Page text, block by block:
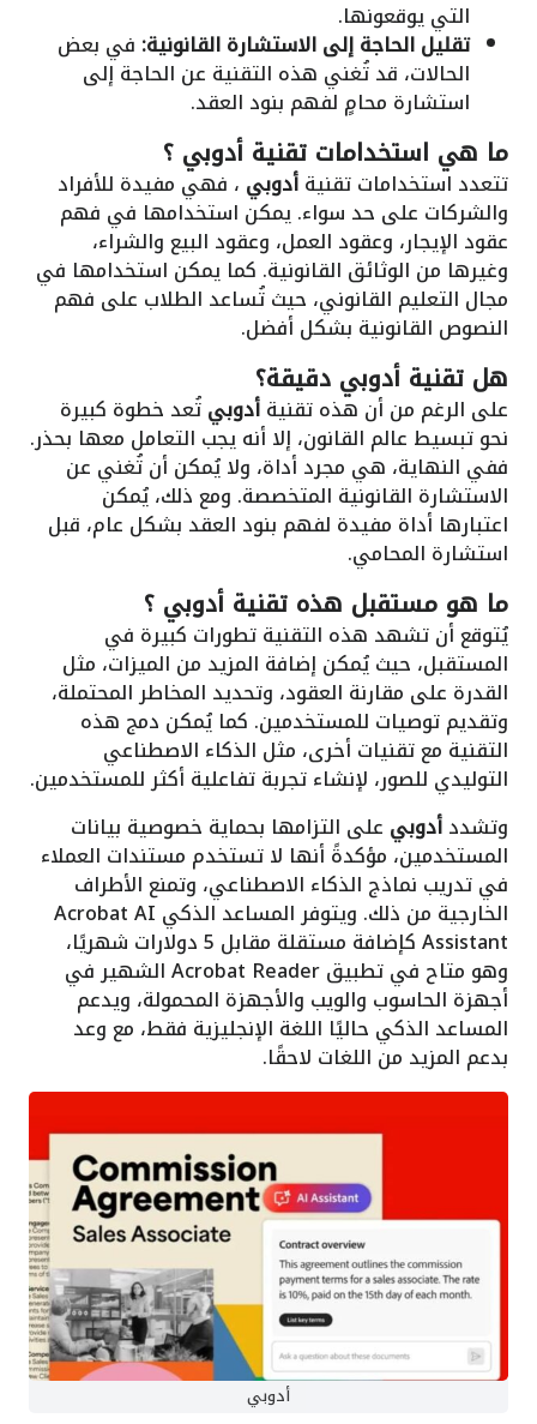
التي يوقعونها.
تقليل الحاجة إلى الاستشارة القانونية: في بعض
الحالات، قد تُغني هذه التقنية عن الحاجة إلى
استشارة محامٍ لفهم بنود العقد.
ما هي استخدامات تقنية أدوبي ؟
تتعدد استخدامات تقنيةأدوبي ، فهي مفيدة للأفراد
والشركات على حد سواء. يمكن استخدامها في فهم
عقود الإيجار، وعقود العمل، وعقود البيع والشراء،
وغيرها من الوثائق القانونية. كما يمكن استخدامها في
مجال التعليم القانوني، حيث تُساعد الطلاب على فهم
النصوص القانونية بشكل أفضل.
هل تقنية أدوبي دقيقة؟
على الرغم من أن هذه تقنيةأدوبيتُعد خطوة كبيرة
نحو تبسيط عالم القانون، إلا أنه يجب التعامل معها بحذر.
ففي النهاية، هي مجرد أداة، ولا يُمكن أن تُغني عن
الاستشارة القانونية المتخصصة. ومع ذلك، يُمكن
اعتبارها أداة مفيدة لفهم بنود العقد بشكل عام، قبل
استشارة المحامي.
ما هو مستقبل هذه تقنية أدوبي ؟
يُتوقع أن تشهد هذه التقنية تطورات كبيرة في
المستقبل، حيث يُمكن إضافة المزيد من الميزات، مثل
القدرة على مقارنة العقود، وتحديد المخاطر المحتملة،
وتقديم توصيات للمستخدمين. كما يُمكن دمج هذه
التقنية مع تقنيات أخرى، مثل الذكاء الاصطناعي
التوليدي للصور، لإنشاء تجربة تفاعلية أكثر للمستخدمين.
وتشددأدوبي على التزامها بحماية خصوصية بيانات
المستخدمين، مؤكدةً أنها لا تستخدم مستندات العملاء
في تدريب نماذج الذكاء الاصطناعي، وتمنع الأطراف
الخارجية من ذلك. ويتوفر المساعد الذكي Acrobat AI
Assistant كإضافة مستقلة مقابل 5 دولارات شهريًا،
وهو متاح في تطبيق Acrobat Reader الشهير في
أجهزة الحاسوب والويب والأجهزة المحمولة، ويدعم
المساعد الذكي حاليًا اللغة الإنجليزية فقط، مع وعد
بدعم المزيد من اللغات لاحقًا.
أدوبي